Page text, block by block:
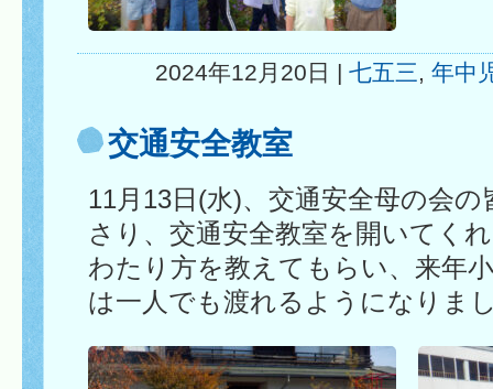
2024年12月20日 | 七五三, 年中
交通安全教室
11月13日(水)、交通安全母の会
さり、交通安全教室を開いてく
わたり方を教えてもらい、来年
は一人でも渡れるようになりま